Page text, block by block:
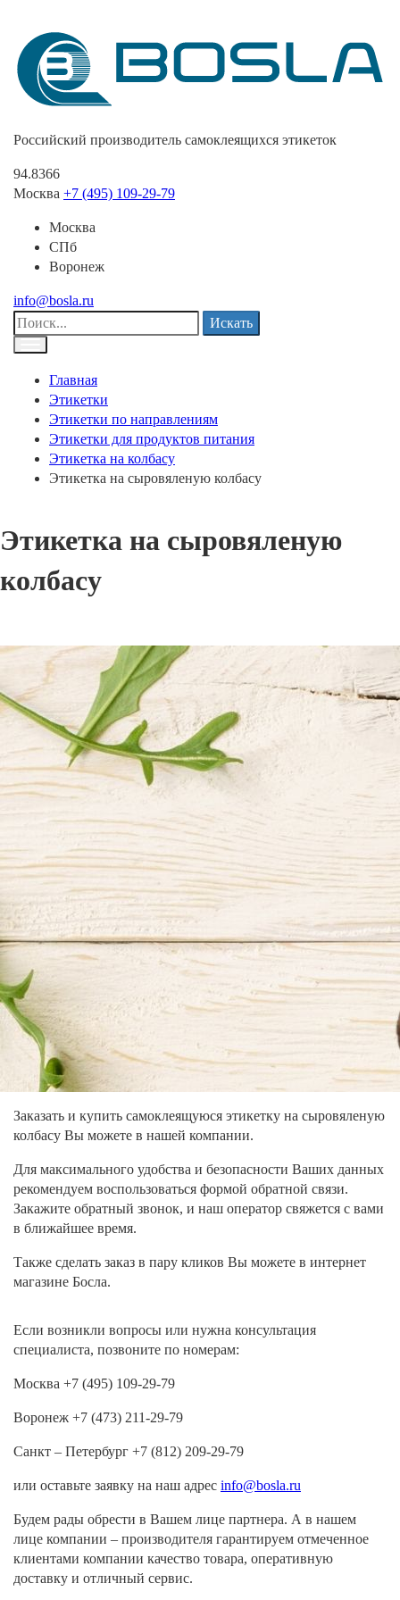
Российский производитель самоклеящихся этикеток
94.8366
Москва +7 (495) 109-29-79
Москва
СПб
Воронеж
info@bosla.ru
Искать
Главная
Этикетки
Этикетки по направлениям
Этикетки для продуктов питания
Этикетка на колбасу
Этикетка на сыровяленую колбасу
Этикетка на сыровяленую
колбасу
Заказать и купить самоклеящуюся этикетку на сыровяленую
колбасу Вы можете в нашей компании.
Для максимального удобства и безопасности Ваших данных
рекомендуем воспользоваться формой обратной связи.
Закажите обратный звонок, и наш оператор свяжется с вами
в ближайшее время.
Также сделать заказ в пару кликов Вы можете в интернет
магазине Босла.
Если возникли вопросы или нужна консультация
специалиста, позвоните по номерам:
Москва +7 (495) 109-29-79
Воронеж +7 (473) 211-29-79
Санкт – Петербург +7 (812) 209-29-79
или оставьте заявку на наш адрес info@bosla.ru
Будем рады обрести в Вашем лице партнера. А в нашем
лице компании – производителя гарантируем отмеченное
клиентами компании качество товара, оперативную
доставку и отличный сервис.